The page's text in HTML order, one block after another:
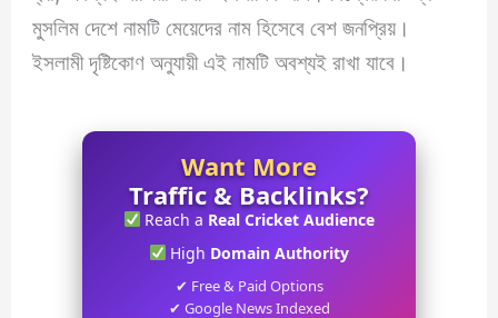
মুসলিম দেশে নামটি মেয়েদের নাম হিসেবে বেশ জনপ্রিয়।
ইসলামী দৃষ্টিকোণ অনুযায়ী এই নামটি অবশ্যই রাখা যাবে।
Want More
Traffic & Backlinks?
Reach a Real Cricket Audience
High Domain Authority
✔ Free & Paid Options
✔ Google News Indexed